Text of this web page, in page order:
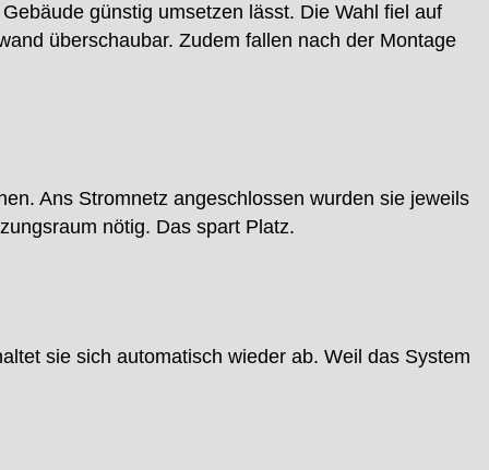
günstig umsetzen lässt. Die Wahl fiel auf
überschaubar. Zudem fallen nach der Montage
Ans Stromnetz angeschlossen wurden sie jeweils
nötig. Das spart Platz.
sie sich automatisch wieder ab. Weil das System